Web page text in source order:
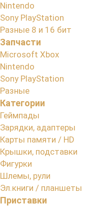
Nintendo
Sony PlayStation
Разные 8 и 16 бит
Запчасти
Microsoft Xbox
Nintendo
Sony PlayStation
Разные
Категории
Геймпады
Зарядки, адаптеры
Карты памяти / HD
Крышки, подставки
Фигурки
Шлемы, рули
Эл.книги / планшеты
Приставки